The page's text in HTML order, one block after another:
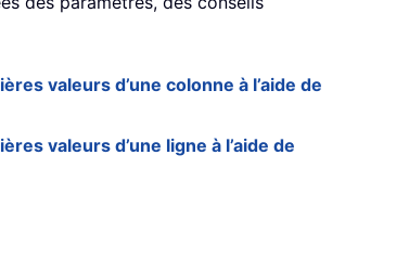
valeurs d’une colonne à l’aide de
valeurs d’une ligne à l’aide de